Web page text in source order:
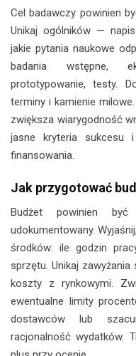
Cel badawczy powinien
Unikaj ogólników —
jakie pytania naukowe
badania wstępne,
prototypowanie, testy.
terminy i kamienie
zwiększa wiarygodność
jasne kryteria sukcesu
finansowania.
Jak przygotować
Budżet powinien
udokumentowany.
środków: ile godzin
sprzętu. Unikaj
koszty z rynkowymi.
ewentualne limity
dostawców lub
racjonalność wydatków.